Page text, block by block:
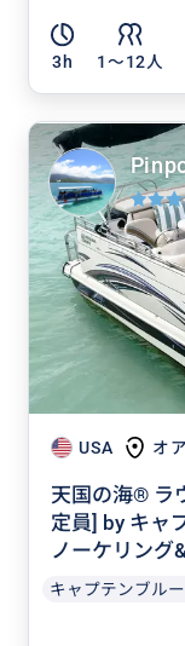
3h 1〜12人
USA オ
天国の海® ラ
定員] by キャ
ノーケリング
キャプテンブルー